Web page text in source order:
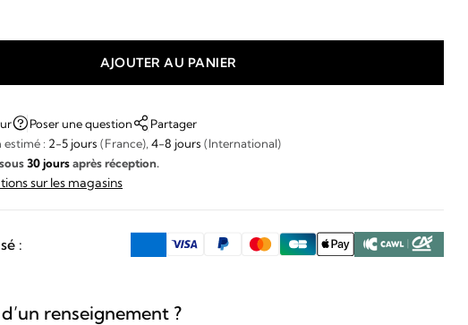
AJOUTER AU PANIER
Poser une question
Partager
estimé : 2-5 jours (France), 4-8 jours (International)
30 joursaprès réception.
sur les magasins
:
renseignement ?